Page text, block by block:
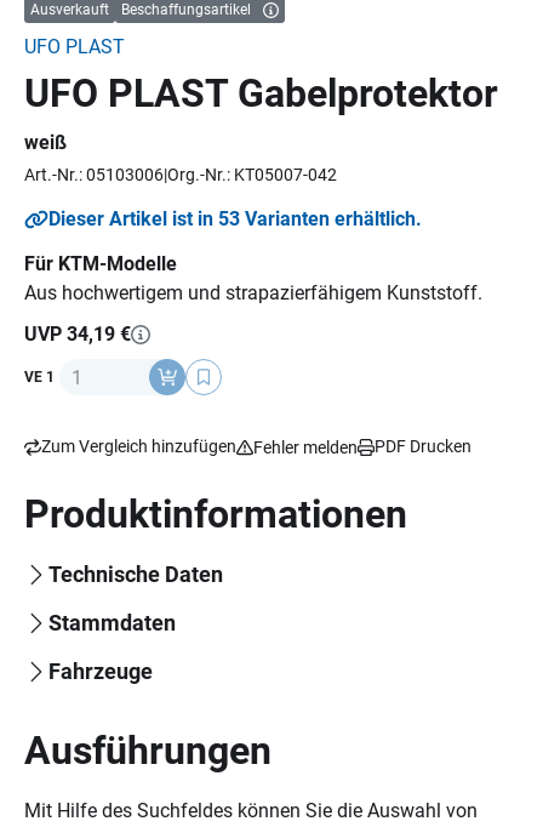
Ausverkauft Beschaffungsartikel
UFO PLAST
UFO PLAST Gabelprotektor
weiß
Art.-Nr.: 05103006Org.-Nr.: KT05007-042
Dieser Artikel ist in 53 Varianten erhältlich.
Für KTM-Modelle
Aus hochwertigem und strapazierfähigem Kunststoff.
UVP 34,19 €
VE 1 Anzahl
Zum Vergleich hinzufügen Fehler melden PDF Drucken
Produktinformationen
Technische Daten
Stammdaten
Fahrzeuge
Ausführungen
Mit Hilfe des Suchfeldes können Sie die Auswahl von